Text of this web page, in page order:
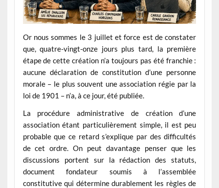
Or nous sommes le 3 juillet et force est de constater
que, quatre-vingt-onze jours plus tard, la première
étape de cette création n’a toujours pas été franchie :
aucune déclaration de constitution d’une personne
morale – le plus souvent une association régie par la
loi de 1901 – n’a, à ce jour, été publiée.
La procédure administrative de création d’une
association étant particulièrement simple, il est peu
probable que ce retard s’explique par des difficultés
de cet ordre. On peut davantage penser que les
discussions portent sur la rédaction des statuts,
document fondateur soumis à l’assemblée
constitutive qui détermine durablement les règles de